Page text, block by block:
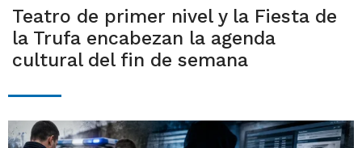
Teatro de primer nivel y la Fiesta de
la Trufa encabezan la agenda
cultural del fin de semana